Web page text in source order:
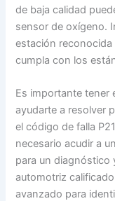
de baja calidad
sensor de oxígeno.
estación
cumpla con los
Es importante tener
ayudarte a resolver
el código de falla
necesario acudir a
para un diagnóstico
automotriz
avanzado para